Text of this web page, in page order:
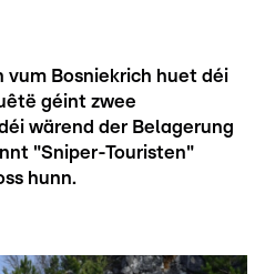
vum Bosniekrich huet déi
géint zwee
wärend der Belagerung
"Sniper-Touristen"
hunn.